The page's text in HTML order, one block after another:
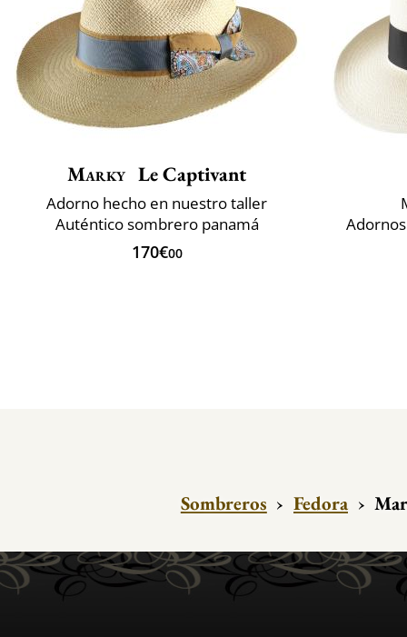
Marky Le Captivant
Adorno hecho en nuestro taller
Auténtico sombrero panamá
170€00
Sombreros › Fedora ›